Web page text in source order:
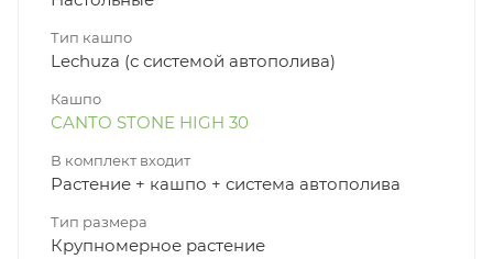
Тип кашпо
Lechuza (с системой автополива)
Кашпо
CANTO STONE HIGH 30
В комплект входит
Растение + кашпо + система автополива
Тип размера
Крупномерное растение